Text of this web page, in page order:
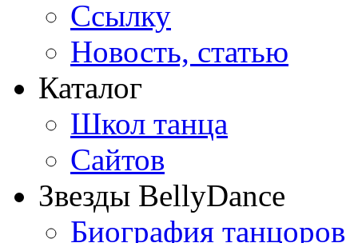
Ссылку
Новость, статью
Каталог
Школ танца
Сайтов
Звезды BellyDance
Биография танцоров